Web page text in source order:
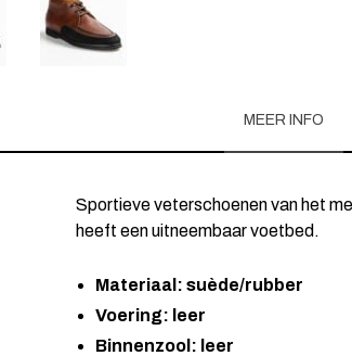
MEER INFO
Sportieve veterschoenen van het
heeft een uitneembaar voetbed.
Materiaal: suède/rubber
Voering: leer
Binnenzool: leer